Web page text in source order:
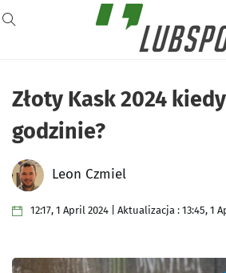
Złoty Kask 2024
godzinie?
Leon Czmiel
12:17, 1 April 2024 | Aktualizacja : 13:45, 1